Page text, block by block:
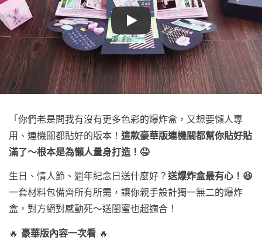
Play
「你們老是問我有沒有更多色彩的爆炸盒，又想要懶人專
用、連機關都貼好的版本！ 這款豪華版連機關都幫你貼好貼
滿了～根本是為懶人量身打造！🤤
生日、情人節、週年紀念日送什麼好？ 送爆炸盒最有心！😆
一套材料包備齊所有所需，讓你親手設計獨一無二的爆炸
盒，對方絕對感動死～送閨蜜也超適合！
🔥 豪華版內容一次看 🔥